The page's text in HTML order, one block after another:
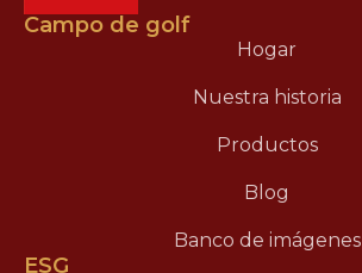
Campo de golf
Hogar
Nuestra historia
Productos
Blog
Banco de imágenes
ESG